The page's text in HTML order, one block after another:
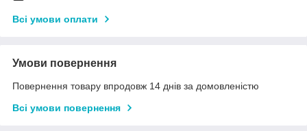
Всі умови оплати
Умови повернення
Повернення товару впродовж 14 днів за домовленістю
Всі умови повернення